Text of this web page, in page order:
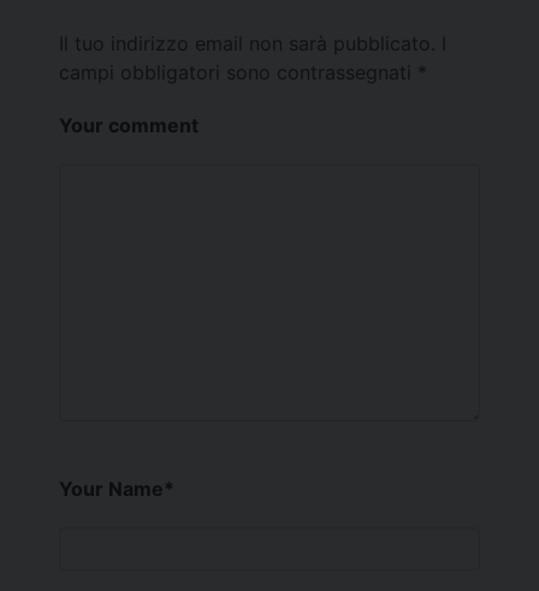
Il tuo indirizzo email non sarà pubblicato.
campi obbligatori sono contrassegnati *
Your comment
Your Name*